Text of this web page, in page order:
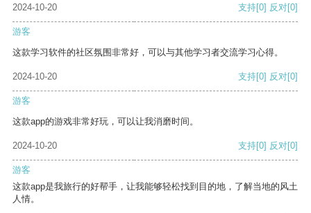
2024-10-20 支持[0] 反对[0]
游客
这款学习软件的社区氛围非常好，可以与其他学习者交流学习心得。
2024-10-20 支持[0] 反对[0]
游客
这款app的游戏非常好玩，可以让我消磨时间。
2024-10-20 支持[0] 反对[0]
游客
这款app是我旅行的好帮手，让我能够轻松找到目的地，了解当地的风土
人情。